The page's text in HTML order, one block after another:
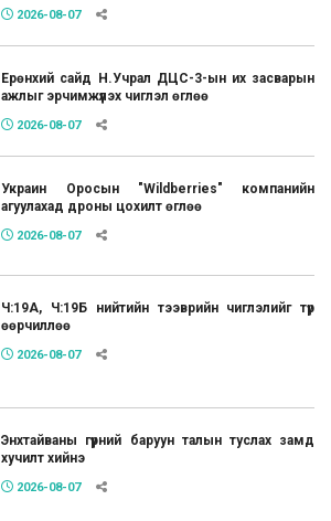
2026-08-07
Ерөнхий сайд Н.Учрал ДЦС-3-ын их засварын
ажлыг эрчимжүүлэх чиглэл өглөө
2026-08-07
Украин Оросын "Wildberries" компанийн
агуулахад дроны цохилт өглөө
2026-08-07
Ч:19А, Ч:19Б нийтийн тээврийн чиглэлийг түр
өөрчиллөө
2026-08-07
Энхтайваны гүүрний баруун талын туслах замд
хучилт хийнэ
2026-08-07